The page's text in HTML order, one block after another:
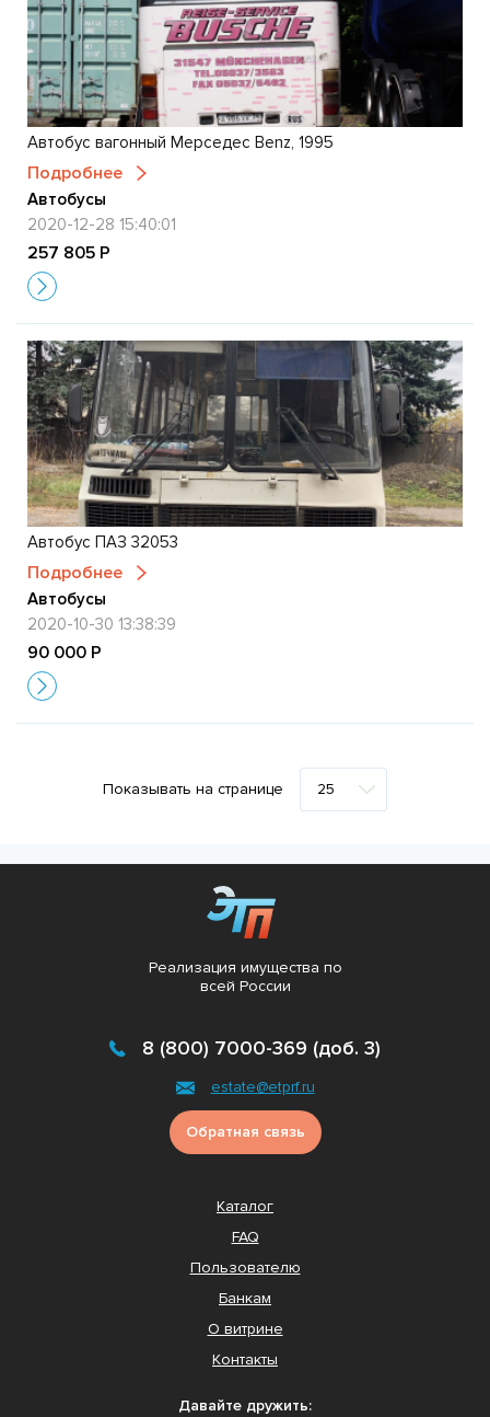
Автобус вагонный Мерседес Benz, 1995
Подробнее
Автобусы
2020-12-28 15:40:01
257 805 Р
Автобус ПАЗ 32053
Подробнее
Автобусы
2020-10-30 13:38:39
90 000 Р
Показывать на странице
Реализация имущества по
всей России
8 (800) 7000-369 (доб. 3)
estate@etprf.ru
Обратная связь
Каталог
FAQ
Пользователю
Банкам
О витрине
Контакты
Давайте дружить: